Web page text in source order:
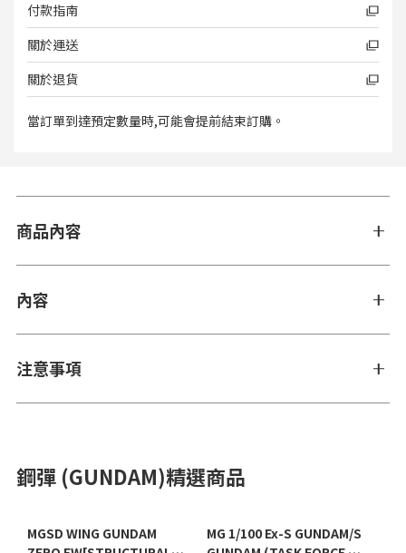
付款指南
關於運送
關於退貨
當訂單到達預定數量時,可能會提前結束訂購。
商品內容
內容
注意事項
鋼彈 (GUNDAM)精選商品
MGSD WING GUNDAM
MG 1/100 Ex-S GUNDAM/S